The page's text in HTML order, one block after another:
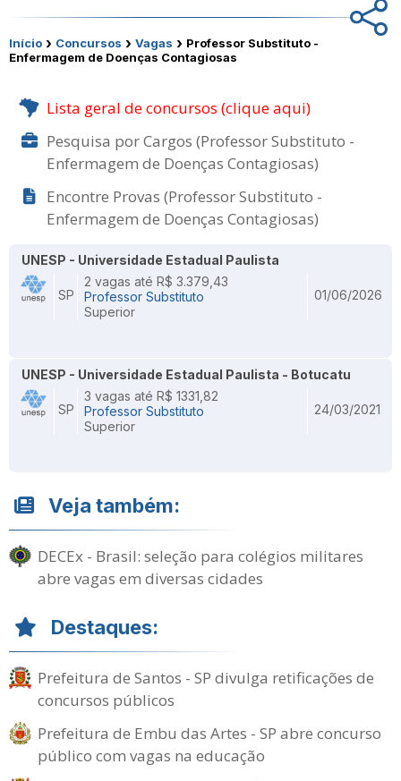
Início › Concursos › Vagas › Professor Substituto -
Enfermagem de Doenças Contagiosas
Lista geral de concursos (clique aqui)
Pesquisa por Cargos (Professor Substituto -
Enfermagem de Doenças Contagiosas)
Encontre Provas (Professor Substituto -
Enfermagem de Doenças Contagiosas)
UNESP - Universidade Estadual Paulista
SP
2 vagas até R$ 3.379,43
Professor Substituto
Superior
01/06/2026
UNESP - Universidade Estadual Paulista - Botucatu
SP
3 vagas até R$ 1331,82
Professor Substituto
Superior
24/03/2021
Veja também:
DECEx - Brasil: seleção para colégios militares
abre vagas em diversas cidades
Destaques:
Prefeitura de Santos - SP divulga retificações de
concursos públicos
Prefeitura de Embu das Artes - SP abre concurso
público com vagas na educação